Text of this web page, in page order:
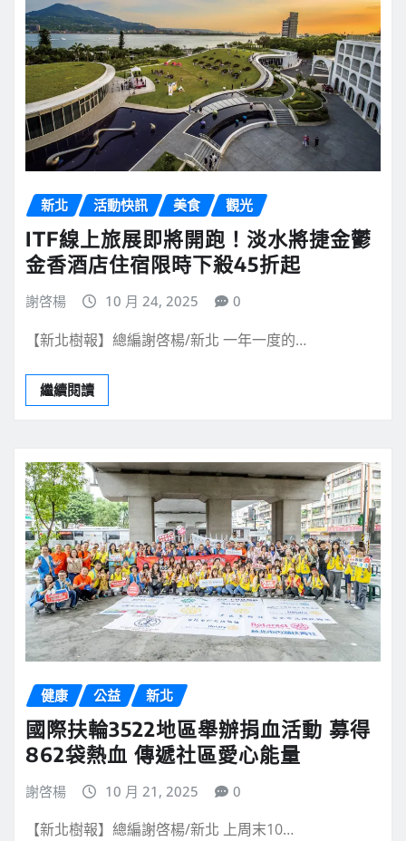
新北 活動快訊 美食 觀光
ITF線上旅展即將開跑！淡水將捷金鬱
金香酒店住宿限時下殺45折起
謝啓楊 10 月 24, 2025 0
【新北樹報】總編謝啓楊/新北 一年一度的…
繼續閱讀
健康 公益 新北
國際扶輪3522地區舉辦捐血活動 募得
862袋熱血 傳遞社區愛心能量
謝啓楊 10 月 21, 2025 0
【新北樹報】總編謝啓楊/新北 上周末10…